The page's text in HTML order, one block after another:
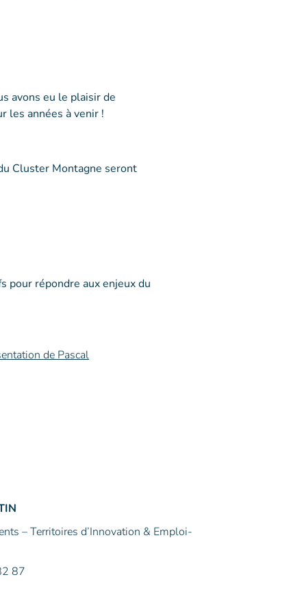
avons eu le plaisir de
les années à venir !
Cluster Montagne seront
pour répondre aux enjeux du
de Pascal
– Territoires d’Innovation & Emploi-
87